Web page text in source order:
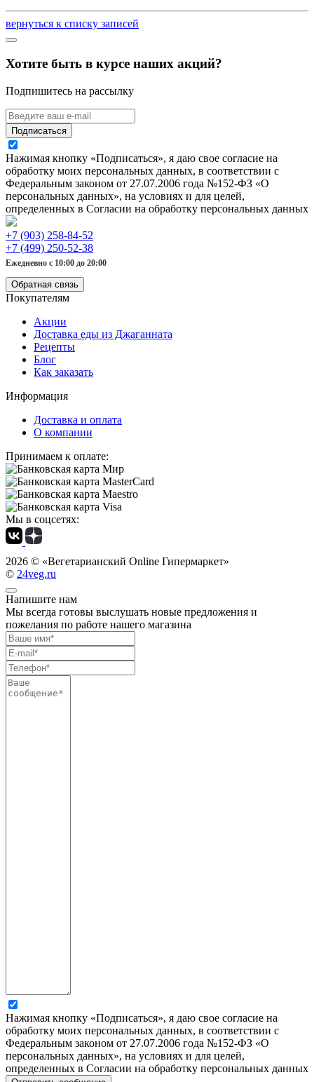
вернуться к списку записей
Хотите быть в курсе наших акций?
Подпишитесь на рассылку
Подписаться
Нажимая кнопку «Подписаться», я даю свое согласие на
обработку моих персональных данных, в соответствии с
Федеральным законом от 27.07.2006 года №152-ФЗ «О
персональных данных», на условиях и для целей,
определенных в Согласии на обработку персональных данных
+7 (903) 258-84-52
+7 (499) 250-52-38
Ежедневно с 10:00 до 20:00
Обратная связь
Покупателям
Акции
Доставка еды из Джаганната
Рецепты
Блог
Как заказать
Информация
Доставка и оплата
О компании
Принимаем к оплате:
Мы в соцсетях:
2026 © «Вегетарианский Online Гипермаркет»
© 24veg.ru
Напишите нам
Мы всегда готовы выслушать новые предложения и
пожелания по работе нашего магазина
Нажимая кнопку «Подписаться», я даю свое согласие на
обработку моих персональных данных, в соответствии с
Федеральным законом от 27.07.2006 года №152-ФЗ «О
персональных данных», на условиях и для целей,
определенных в Согласии на обработку персональных данных